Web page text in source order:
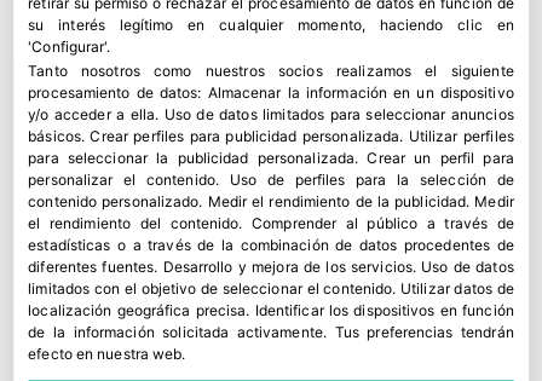
su interés legítimo en cualquier momento, haciendo clic en
'Configurar'.
Tanto nosotros como nuestros socios realizamos el siguiente
procesamiento de datos: Almacenar la información en un dispositivo
y/o acceder a ella. Uso de datos limitados para seleccionar anuncios
básicos.Crear perfiles para publicidad personalizada. Utilizar perfiles
para seleccionar la publicidad personalizada.Crear un perfil para
personalizar el contenido. Uso de perfiles para la selección de
contenido personalizado. Medir el rendimiento de la publicidad. Medir
el rendimiento del contenido.Comprender al público a través de
estadísticas o a través de la combinación de datos procedentes de
diferentes fuentes. Desarrollo y mejora de los servicios. Uso de datos
limitados con el objetivo de seleccionar el contenido. Utilizar datos de
localización geográfica precisa. Identificar los dispositivos en función
de la información solicitada activamente. Tus preferencias tendrán
efecto en nuestra web.